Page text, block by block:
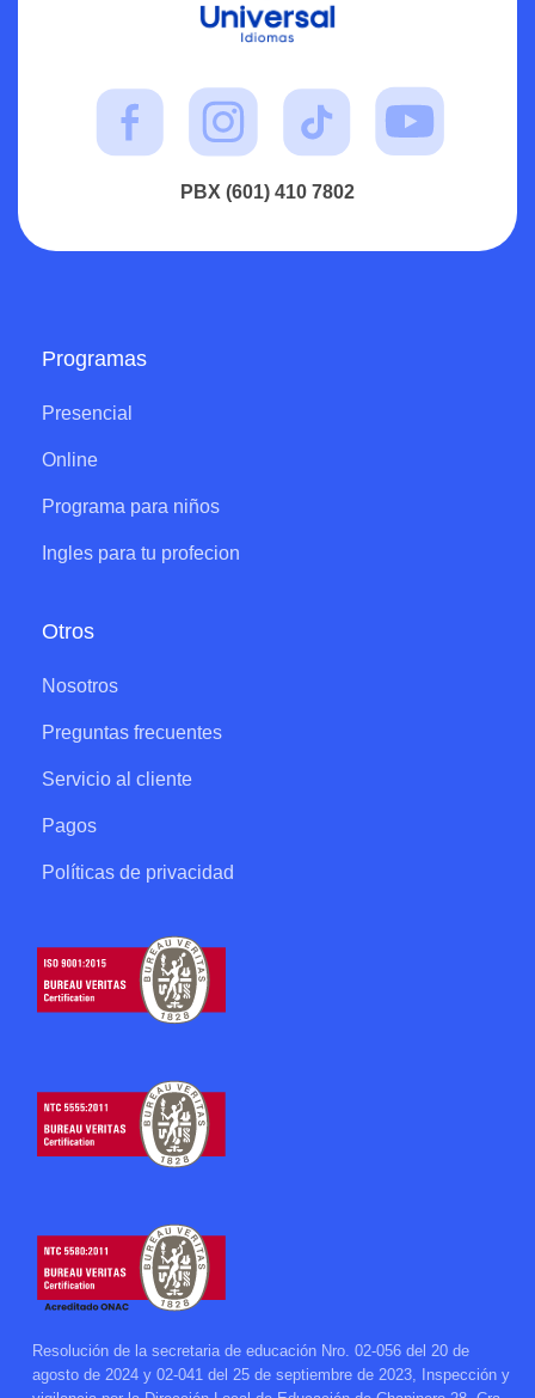
PBX (601) 410 7802
Programas
Presencial
Online
Programa para niños
Ingles para tu profecion
Otros
Nosotros
Preguntas frecuentes
Servicio al cliente
Pagos
Políticas de privacidad
Resolución de la secretaria de educación Nro. 02-056 del 20 de
agosto de 2024 y 02-041 del 25 de septiembre de 2023, Inspección y